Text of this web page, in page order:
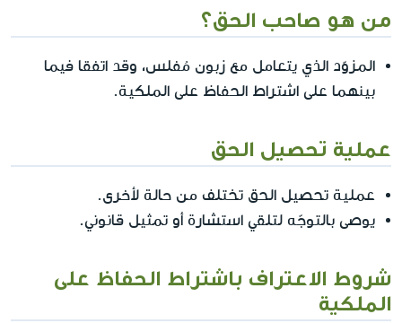
من هو صاحب الحق؟
المزوّد الذي يتعامل مع زبون مُفلس، وقد اتفقا فيما
بينهما على اشتراط الحفاظ على الملكية.
عملية تحصيل الحق
عملية تحصيل الحق تختلف من حالة لأخرى.
يوصى بالتوجّه لتلقي استشارة أو تمثيل قانوني.
شروط الاعتراف باشتراط الحفاظ على
الملكية